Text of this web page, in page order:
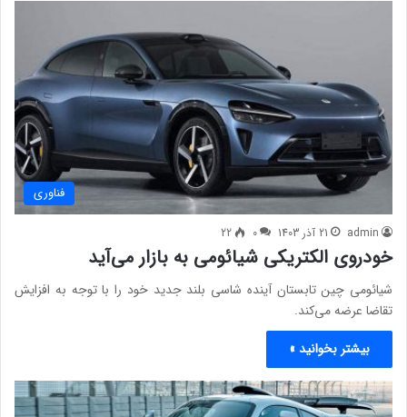
فناوری
admin 21 آذر 1403 0
22
خودروی الکتریکی شیائومی به بازار می‌آید
شیائومی چین تابستان آینده شاسی بلند جدید خود را با توجه به افزایش
تقاضا عرضه می‌کند.
بیشتر بخوانید »